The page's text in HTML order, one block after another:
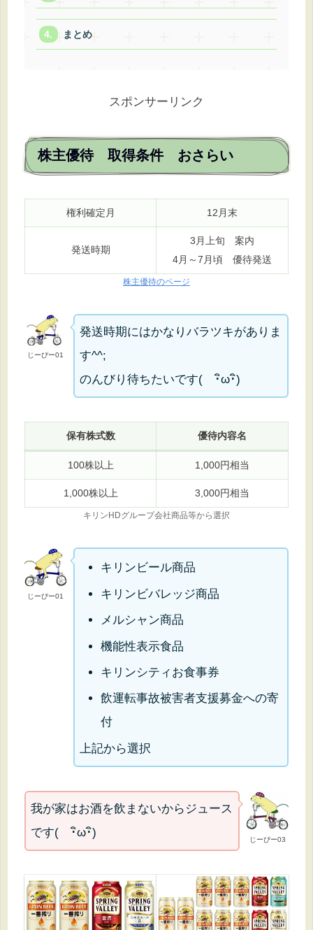
まとめ
スポンサーリンク
株主優待 取得条件 おさらい
権利確定月 12月末
発送時期
3月上旬 案内
4月～7月頃 優待発送
株主優待のページ
じーぴー01
発送時期にはかなりバラツキがありま
す^^;
のんびり待ちたいです( ･ิω･ิ)
保有株式数 優待内容名
100株以上 1,000円相当
1,000株以上 3,000円相当
キリンHDグループ会社商品等から選択
じーぴー01
キリンビール商品
キリンビバレッジ商品
メルシャン商品
機能性表示食品
キリンシティお食事券
飲運転事故被害者支援募金への寄
付
上記から選択
じーぴー03
我が家はお酒を飲まないからジュース
です( ･ิω･ิ)